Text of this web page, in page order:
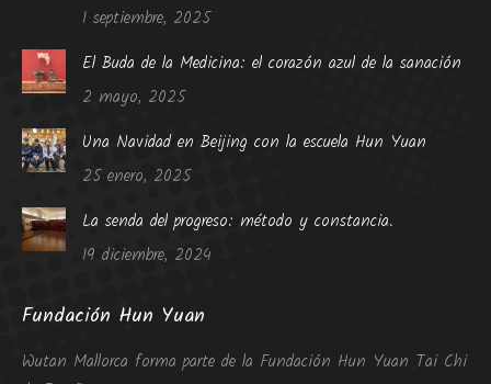
1 septiembre, 2025
El Buda de la Medicina: el corazón azul de la sanación
2 mayo, 2025
Una Navidad en Beijing con la escuela Hun Yuan
25 enero, 2025
La senda del progreso: método y constancia.
19 diciembre, 2024
Fundación Hun Yuan
Wutan Mallorca forma parte de la Fundación Hun Yuan Tai Chi